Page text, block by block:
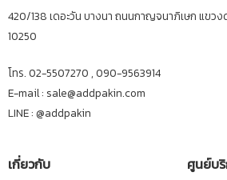
420/138 เดอะวัน บางนา ถนนกาญจนาภิเษก แขวง
10250
โทร. 02-5507270 , 090-9563914
E-mail : sale@addpakin.com
LINE : @addpakin
เกี่ยวกับ ศูนย์บ